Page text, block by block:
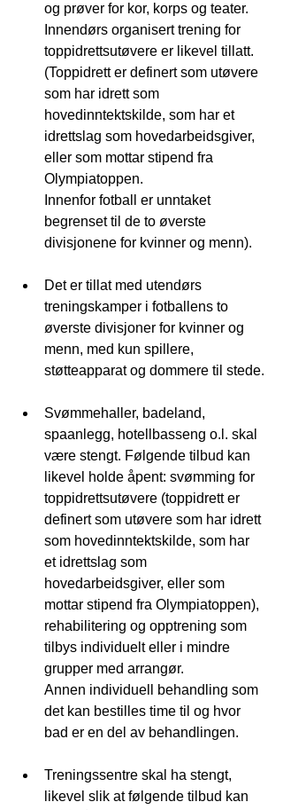
og prøver for kor, korps og teater.
Innendørs organisert trening for
toppidrettsutøvere er likevel tillatt.
(Toppidrett er definert som utøvere
som har idrett som
hovedinntektskilde, som har et
idrettslag som hovedarbeidsgiver,
eller som mottar stipend fra
Olympiatoppen.
Innenfor fotball er unntaket
begrenset til de to øverste
divisjonene for kvinner og menn).
Det er tillat med utendørs
treningskamper i fotballens to
øverste divisjoner for kvinner og
menn, med kun spillere,
støtteapparat og dommere til stede.
Svømmehaller, badeland,
spaanlegg, hotellbasseng o.l. skal
være stengt. Følgende tilbud kan
likevel holde åpent: svømming for
toppidrettsutøvere (toppidrett er
definert som utøvere som har idrett
som hovedinntektskilde, som har
et idrettslag som
hovedarbeidsgiver, eller som
mottar stipend fra Olympiatoppen),
rehabilitering og opptrening som
tilbys individuelt eller i mindre
grupper med arrangør.
Annen individuell behandling som
det kan bestilles time til og hvor
bad er en del av behandlingen.
Treningssentre skal ha stengt,
likevel slik at følgende tilbud kan